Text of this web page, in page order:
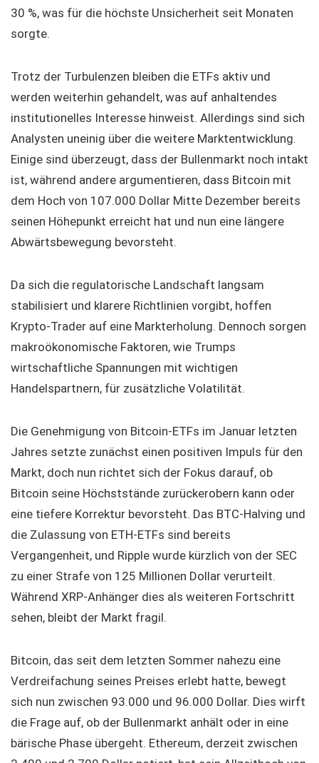
30 %, was für die höchste Unsicherheit seit Monaten
sorgte.
Trotz der Turbulenzen bleiben die ETFs aktiv und
werden weiterhin gehandelt, was auf anhaltendes
institutionelles Interesse hinweist. Allerdings sind sich
Analysten uneinig über die weitere Marktentwicklung.
Einige sind überzeugt, dass der Bullenmarkt noch intakt
ist, während andere argumentieren, dass Bitcoin mit
dem Hoch von 107.000 Dollar Mitte Dezember bereits
seinen Höhepunkt erreicht hat und nun eine längere
Abwärtsbewegung bevorsteht.
Da sich die regulatorische Landschaft langsam
stabilisiert und klarere Richtlinien vorgibt, hoffen
Krypto-Trader auf eine Markterholung. Dennoch sorgen
makroökonomische Faktoren, wie Trumps
wirtschaftliche Spannungen mit wichtigen
Handelspartnern, für zusätzliche Volatilität.
Die Genehmigung von Bitcoin-ETFs im Januar letzten
Jahres setzte zunächst einen positiven Impuls für den
Markt, doch nun richtet sich der Fokus darauf, ob
Bitcoin seine Höchststände zurückerobern kann oder
eine tiefere Korrektur bevorsteht. Das BTC-Halving und
die Zulassung von ETH-ETFs sind bereits
Vergangenheit, und Ripple wurde kürzlich von der SEC
zu einer Strafe von 125 Millionen Dollar verurteilt.
Während XRP-Anhänger dies als weiteren Fortschritt
sehen, bleibt der Markt fragil.
Bitcoin, das seit dem letzten Sommer nahezu eine
Verdreifachung seines Preises erlebt hatte, bewegt
sich nun zwischen 93.000 und 96.000 Dollar. Dies wirft
die Frage auf, ob der Bullenmarkt anhält oder in eine
bärische Phase übergeht. Ethereum, derzeit zwischen